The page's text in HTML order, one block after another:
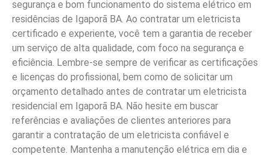
segurança e bom funcionamento do sistema elétrico em
residências de Igaporã BA. Ao contratar um eletricista
certificado e experiente, você tem a garantia de receber
um serviço de alta qualidade, com foco na segurança e
eficiência. Lembre-se sempre de verificar as certificações
e licenças do profissional, bem como de solicitar um
orçamento detalhado antes de contratar um eletricista
residencial em Igaporã BA. Não hesite em buscar
referências e avaliações de clientes anteriores para
garantir a contratação de um eletricista confiável e
competente. Mantenha a manutenção elétrica em dia e